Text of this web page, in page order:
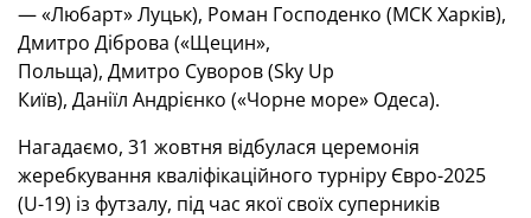
— «Любарт» Луцьк), Роман Господенко (МСК Харків),
Дмитро Діброва («Щецин»,
Польща), Дмитро Суворов (Sky Up
Київ), Даніїл Андрієнко («Чорне море» Одеса).
Нагадаємо, 31 жовтня відбулася церемонія
жеребкування кваліфікаційного турніру Євро-2025
(U-19) із футзалу, під час якої своїх суперників